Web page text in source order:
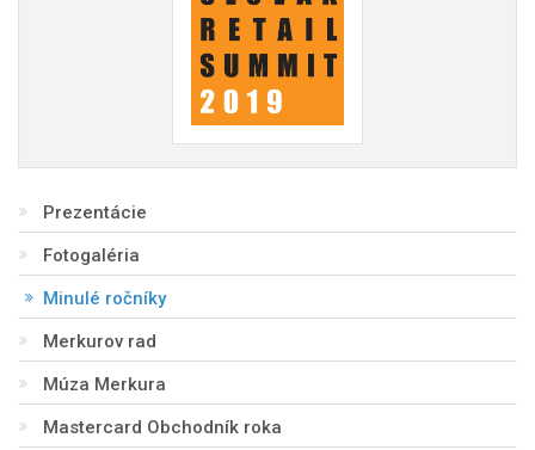
Prezentácie
Fotogaléria
Minulé ročníky
Merkurov rad
Múza Merkura
Mastercard Obchodník roka